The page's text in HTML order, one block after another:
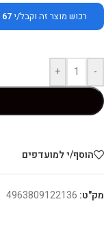
רכוש מוצר זה וקבל/י67
-
+
הוסף/י למועדפים
מק"ט: 4963809122136